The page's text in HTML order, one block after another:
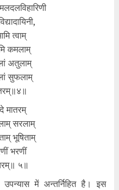
त्वाम्
कमलाम्
अतुलाम्
सुफलाम्
मातरम्
सरलाम्
भूषिताम्
भरणीं
५॥
में अन्तर्निहित है। इस